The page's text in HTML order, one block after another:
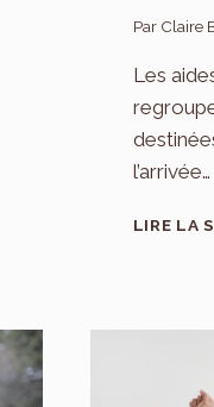
Par Claire
Les
l’arrivée…
LIRE LA